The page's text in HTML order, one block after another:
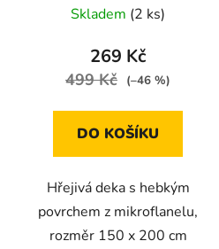
Skladem (2 ks)
269 Kč
499 Kč (–46 %)
DO KOŠÍKU
Hřejivá deka s hebkým
povrchem z mikroflanelu,
rozměr 150 x 200 cm